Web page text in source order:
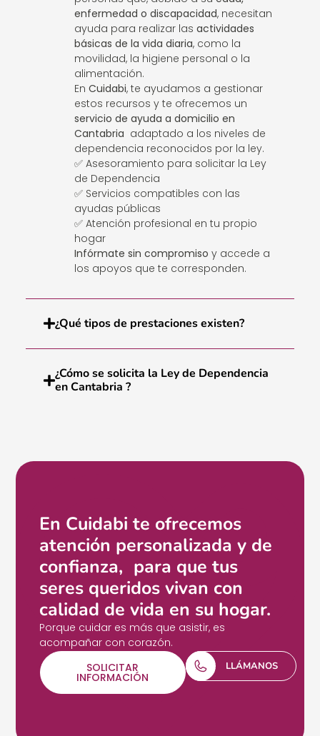
enfermedad o discapacidad, necesitan
ayuda para realizar las actividades
básicas de la vida diaria, como la
movilidad, la higiene personal o la
alimentación.
En Cuidabi, te ayudamos a gestionar
estos recursos y te ofrecemos un
servicio de ayuda a domicilio en
Cantabria adaptado a los niveles de
dependencia reconocidos por la ley.
✅ Asesoramiento para solicitar la Ley
de Dependencia
✅ Servicios compatibles con las
ayudas públicas
✅ Atención profesional en tu propio
hogar
Infórmate sin compromiso y accede a
los apoyos que te corresponden.
¿Qué tipos de prestaciones existen?
¿Cómo se solicita la Ley de Dependencia
en Cantabria ?
En Cuidabi te ofrecemos
atención personalizada y de
confianza, para que tus
seres queridos vivan con
calidad de vida en su hogar.
Porque cuidar es más que asistir, es
acompañar con corazón.
SOLICITAR
INFORMACIÓN
LLÁMANOS